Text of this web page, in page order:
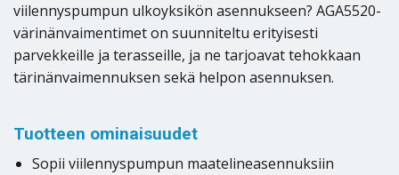
viilennyspumpun ulkoyksikön asennukseen? AGA5520-
värinänvaimentimet on suunniteltu erityisesti
parvekkeille ja terasseille, ja ne tarjoavat tehokkaan
tärinänvaimennuksen sekä helpon asennuksen.
Tuotteen ominaisuudet
Sopii viilennyspumpun maatelineasennuksiin